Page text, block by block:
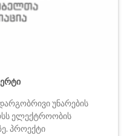
უნარების
ელექტროობის
პროექტი